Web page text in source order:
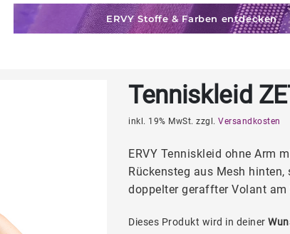
ERVY Stoffe & Farben entdecken
Tenniskleid
inkl. 19% MwSt. zzgl. Versandkosten
ERVY Tenniskleid ohne Arm
Rückensteg aus Mesh
doppelter geraffter Volant am
Dieses Produkt wird in deiner